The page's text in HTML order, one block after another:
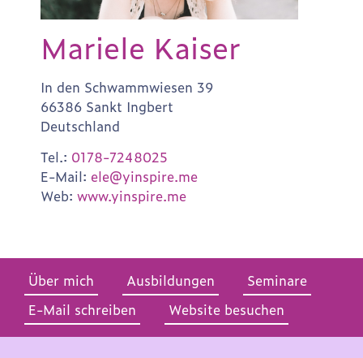
Mariele Kaiser
In den Schwammwiesen 39
66386 Sankt Ingbert
Deutschland
Tel.: 0178-7248025
E-Mail: ele@yinspire.me
Web: www.yinspire.me
Über mich Ausbildungen
Seminare
E-Mail schreiben
Website besuchen